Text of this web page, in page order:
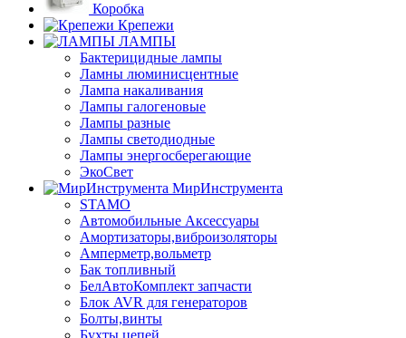
Коробка
Крепежи
ЛАМПЫ
Бактерицидные лампы
Ламны люминисцентные
Лампа накаливания
Лампы галогеновые
Лампы разные
Лампы светодиодные
Лампы энергосберегающие
ЭкоСвет
МирИнструмента
STAMO
Автомобильные Аксессуары
Амортизаторы,виброизоляторы
Амперметр,вольметр
Бак топливный
БелАвтоКомплект запчасти
Блок AVR для генераторов
Болты,винты
Бухты цепей